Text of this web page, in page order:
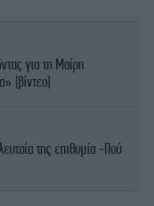
για τη Μαίρη
[βίντεο]
της επιθυμία -Πού